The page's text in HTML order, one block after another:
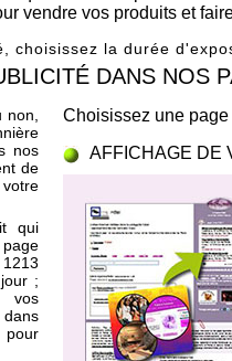
vendre vos produits et
choisissez la durée
DANS NOS
nos
de
qui
;
vos
Choisissez une
AFFICHAGE DE